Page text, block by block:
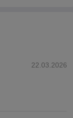
22.03.2026